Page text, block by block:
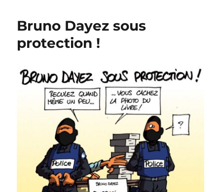
Bruno Dayez sous
protection !